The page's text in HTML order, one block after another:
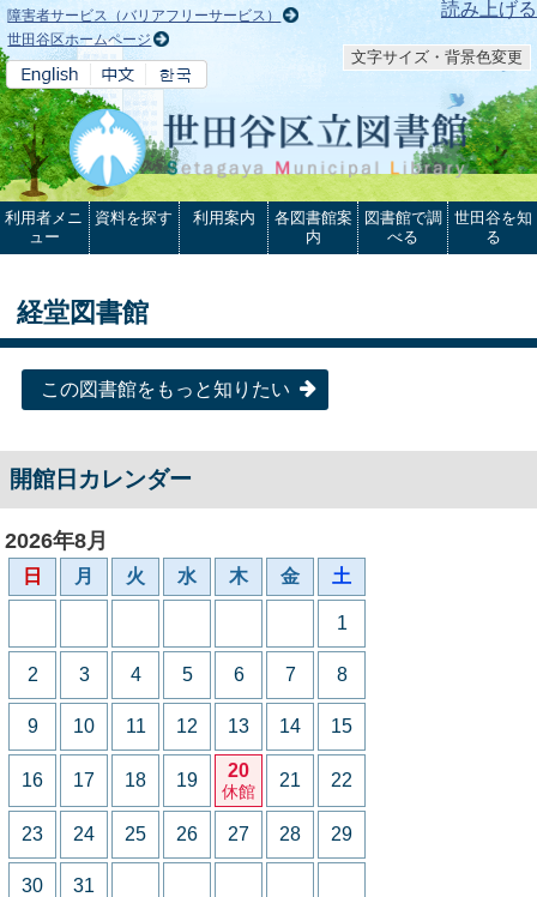
本文へ 読み上げる
障害者サービス（バリアフリーサービス）
世田谷区ホームページ
文字サイズ・背景色変更
利用者メニ
ュー
資料を探す 利用案内
各図書館案
内
図書館で調
べる
世田谷を知
る
経堂図書館
この図書館をもっと知りたい
開館日カレンダー
2026年8月
日 月 火 水 木 金 土
1
2 3 4 5 6 7 8
9 10 11 12 13 14 15
16 17 18 19 20
休館
21 22
23 24 25 26 27 28 29
30 31